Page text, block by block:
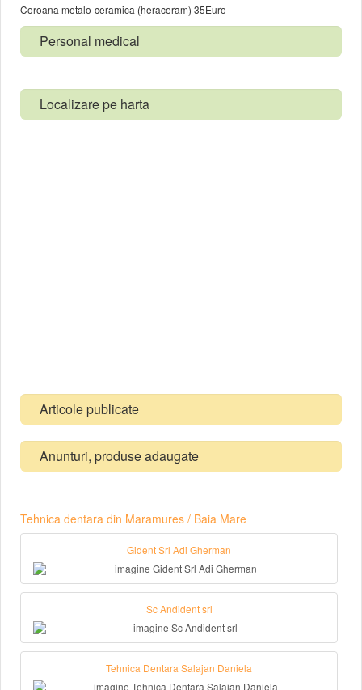
Coroana metalo-ceramica (heraceram) 35Euro
Personal medical
Localizare pe harta
Articole publicate
Anunturi, produse adaugate
Tehnica dentara din Maramures / Baia Mare
Gident Srl Adi Gherman
Sc Andident srl
Tehnica Dentara Salajan Daniela